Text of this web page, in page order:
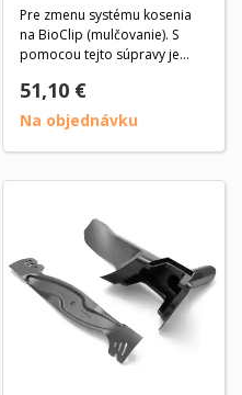
Pre zmenu systému kosenia
na BioClip (mulčovanie). S
pomocou tejto súpravy je
51,10 €
Na objednávku